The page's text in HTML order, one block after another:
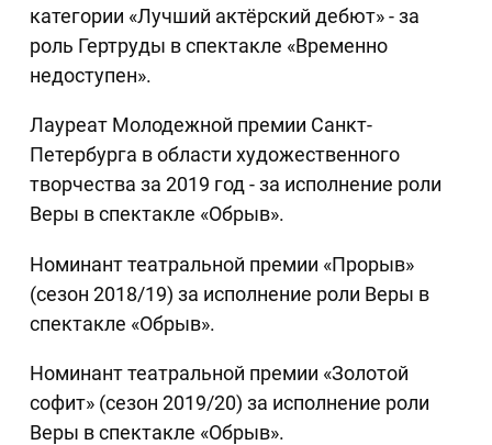
категории «Лучший актёрский дебют» - за
роль Гертруды в спектакле «Временно
недоступен».
Лауреат Молодежной премии Санкт-
Петербурга в области художественного
творчества за 2019 год - за исполнение роли
Веры в спектакле «Обрыв».
Номинант театральной премии «Прорыв»
(сезон 2018/19) за исполнение роли Веры в
спектакле «Обрыв».
Номинант театральной премии «Золотой
софит» (сезон 2019/20) за исполнение роли
Веры в спектакле «Обрыв».